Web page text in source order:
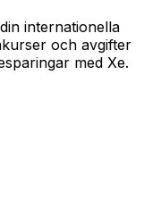
internationella
och avgifter
med Xe.